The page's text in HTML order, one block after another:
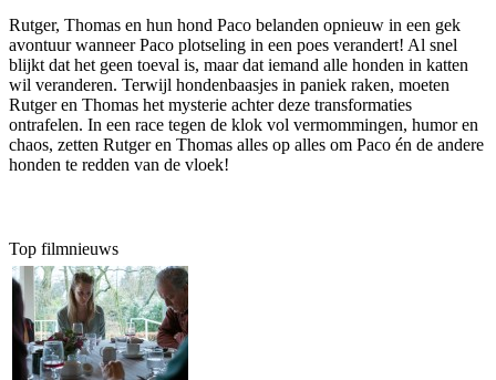
Rutger, Thomas en hun hond Paco belanden opnieuw in een gek
avontuur wanneer Paco plotseling in een poes verandert! Al snel
blijkt dat het geen toeval is, maar dat iemand alle honden in katten
wil veranderen. Terwijl hondenbaasjes in paniek raken, moeten
Rutger en Thomas het mysterie achter deze transformaties
ontrafelen. In een race tegen de klok vol vermommingen, humor en
chaos, zetten Rutger en Thomas alles op alles om Paco én de andere
honden te redden van de vloek!
Top filmnieuws